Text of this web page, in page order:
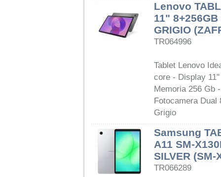
Lenovo
11" 8+256GB
GRIGIO
TR064996
Tablet Lenovo
core - Display
Memoria 256 Gb
Fotocamera Dual
Grigio
Samsung
A11 SM-
SILVER (SM-
TR066289